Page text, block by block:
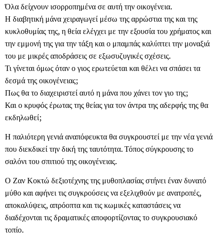
Όλα δείχνουν ισορροπημένα σε αυτή την οικογένεια.
Η διαβητική μάνα χειραγωγεί μέσω της αρρώστια της και της
κυκλοθυμίας της, η θεία ελέγχει με την εξουσία του χρήματος και
την εμμονή της για την τάξη και ο μπαμπάς καλύπτει την μοναξιά
του με μικρές αποδράσεις σε εξωσυζυγικές σχέσεις.
Τι γίνεται όμως όταν ο γιος ερωτεύεται και θέλει να σπάσει τα
δεσμά της οικογένειας;
Πως θα το διαχειριστεί αυτό η μάνα που χάνει τον γιο της;
Και ο κρυφός έρωτας της θείας για τον άντρα της αδερφής της θα
εκδηλωθεί;
Η παλιότερη γενιά αναπόφευκτα θα συγκρουστεί με την νέα γενιά
που διεκδικεί την δική της ταυτότητα. Τόπος σύγκρουσης το
σαλόνι του σπιτιού της οικογένειας.
Ο Ζαν Κοκτώ δεξιοτέχνης της μυθοπλασίας στήνει έναν δυνατό
μύθο και αφήνει τις συγκρούσεις να εξελιχθούν με ανατροπές,
αποκαλύψεις, απρόοπτα και τις κωμικές καταστάσεις να
διαδέχονται τις δραματικές αποφορτίζοντας το συγκρουσιακό
τοπίο.